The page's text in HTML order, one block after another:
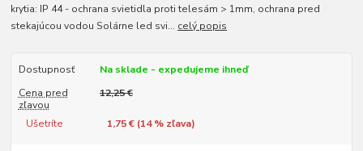
krytia: IP 44 - ochrana svietidla proti telesám > 1mm, ochrana pred
stekajúcou vodou Solárne led svi... celý popis
Dostupnosť
Na sklade - expedujeme ihneď
Cena pred
zľavou
12,25 €
Ušetríte 1,75 € (14% zľava)